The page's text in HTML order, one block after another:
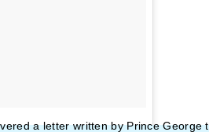
a letter written by Prince